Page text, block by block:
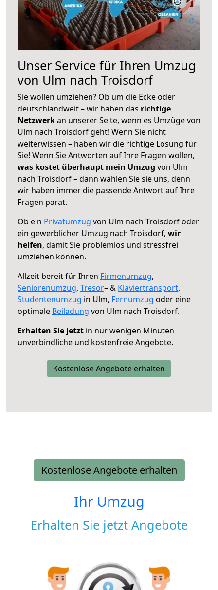
Unser Service für Ihren Umzug
von Ulm nach Troisdorf
Sie wollen umziehen? Ob um die Ecke oder
deutschlandweit – wir haben das richtige
Netzwerkan unserer Seite, wenn es Umzüge von
Ulm nach Troisdorf geht! Wenn Sie nicht
weiterwissen – haben wir die richtige Lösung für
Sie! Wenn Sie Antworten auf Ihre Fragen wollen,
was kostet überhaupt mein Umzug von Ulm
nach Troisdorf – dann wählen Sie sie uns, denn
wir haben immer die passende Antwort auf Ihre
Fragen parat.
Ob ein Privatumzug von Ulm nach Troisdorf oder
ein gewerblicher Umzug nach Troisdorf, wir
helfen, damit Sie problemlos und stressfrei
umziehen können.
Allzeit bereit für Ihren Firmenumzug,
Seniorenumzug, Tresor– & Klaviertransport,
Studentenumzug in Ulm, Fernumzug oder eine
optimale Beiladung von Ulm nach Troisdorf.
Erhalten Sie jetzt in nur wenigen Minuten
unverbindliche und kostenfreie Angebote.
Kostenlose Angebote erhalten
Kostenlose Angebote erhalten
Ihr Umzug
Erhalten Sie jetzt Angebote